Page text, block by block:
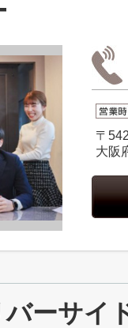
〒
大阪
ーサイ